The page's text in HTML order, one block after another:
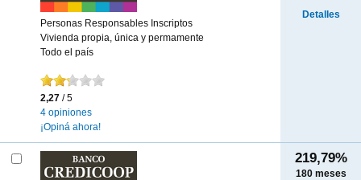
Personas Responsables Inscriptos
Vivienda propia, única y permamente
Todo el país
2,27 / 5
4 opiniones
¡Opiná ahora!
Detalles
219,79%
180meses